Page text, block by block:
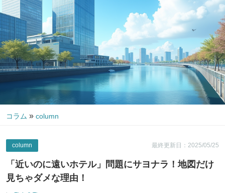
コラム » column
最終更新日：2025/05/25
column
「近いのに遠いホテル」問題にサヨナラ！地図だけ
見ちゃダメな理由！